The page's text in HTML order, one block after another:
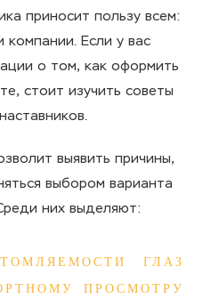
приносит пользу всем:
компании. Если у вас
о том, как оформить
стоит изучить советы
выявить причины,
выбором варианта
них выделяют:
ГЛАЗ
ПРОСМОТРУ